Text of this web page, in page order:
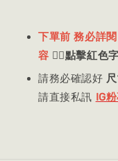
下單前 務必詳
容 👈🏻點擊紅色
請務必確認好
請直接私訊 IG